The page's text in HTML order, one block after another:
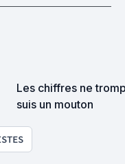
Les chiffres ne
suis un mouton